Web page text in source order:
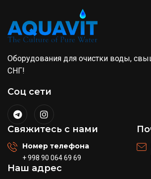
Оборудования для очистки воды,
СНГ!
Соц сети
Свяжитесь с нами
Номер телефона
+ 998 90 064 69 69
Наш адрес